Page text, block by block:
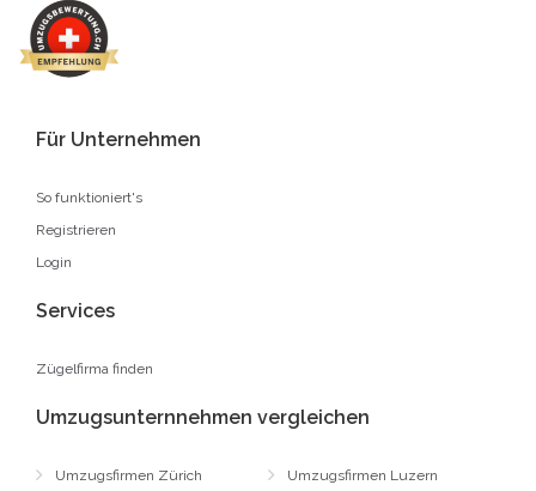
Für Unternehmen
So funktioniert's
Registrieren
Login
Services
Zügelfirma finden
Umzugsunternnehmen vergleichen
Umzugsfirmen Zürich Umzugsfirmen Luzern